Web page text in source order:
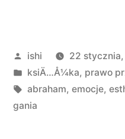
Opublikowane
przez
ishi
22
Opublikowano
w
ksiÄ…Å¼ka, prawo
Tagi:
abraham, emocje,
gania